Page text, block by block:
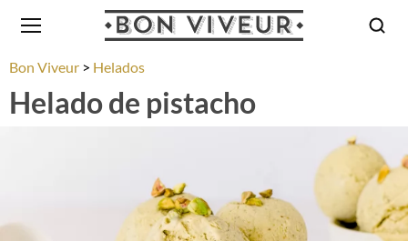
Bon Viveur Helados
Helado de pistacho